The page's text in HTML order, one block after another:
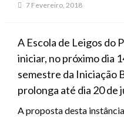
7 Fevereiro, 2018
A Escola de Leigos do
iniciar, no próximo dia
semestre da Iniciação
prolonga até dia 20 de
A proposta desta